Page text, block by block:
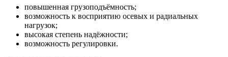
повышенная грузоподъёмность;
возможность к восприятию осевых и радиальных
нагрузок;
высокая степень надёжности;
возможность регулировки.